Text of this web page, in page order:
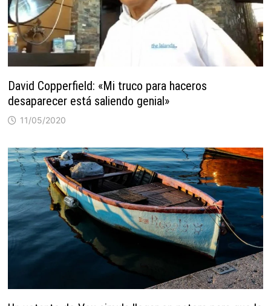
David Copperfield: «Mi truco para haceros
desaparecer está saliendo genial»
11/05/2020